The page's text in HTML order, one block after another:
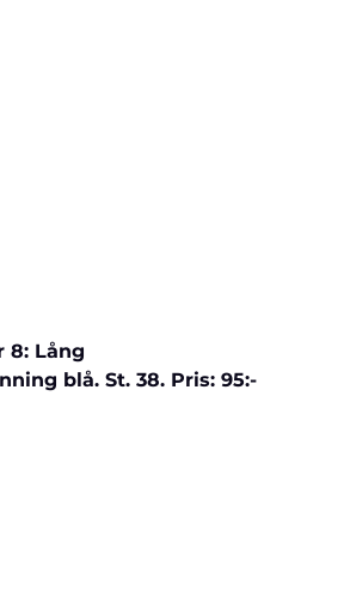
8: Lång
blå. St. 38. Pris: 95:-